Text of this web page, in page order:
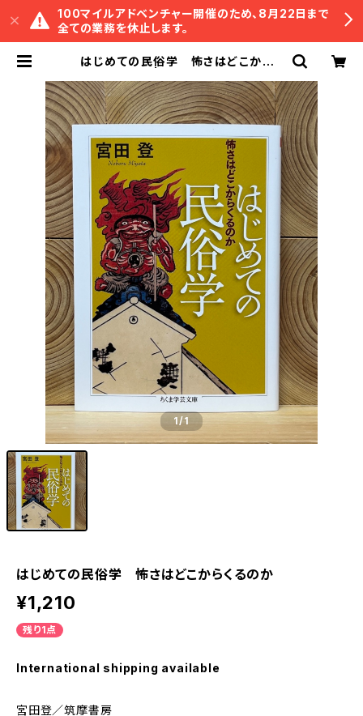
100マイルアドベンチャー開催のため、8月22日まで
全ての業務を休止します。
はじめての民俗学 怖さはどこからく
1/1
はじめての民俗学 怖さはどこからくるのか
¥1,210
残り1点
International shipping available
宮田登／筑摩書房